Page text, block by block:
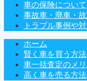
車の保険について
事故車・廃車・
トラブル事例や
ホーム
賢く車を買う方法
車一括査定のメリ
高く車を売る方法